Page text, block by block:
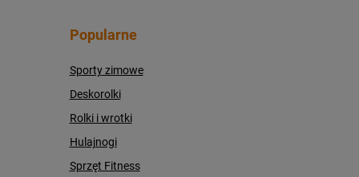
Popularne
Sporty zimowe
Deskorolki
Rolki i wrotki
Hulajnogi
Sprzęt Fitness